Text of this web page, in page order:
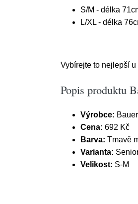
S/M - délka
L/XL - délka
Vybírejte to nejlepší
Popis produktu
Výrobce: Bauer
Cena: 692 Kč
Barva: Tmavě
Varianta:
Velikost: S-M